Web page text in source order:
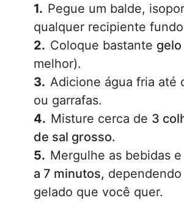
Pegue um balde,
qualquer recipiente
Coloque bastante gelo
melhor).
Adicione água fria até
ou garrafas.
Misture cerca de 3
de sal grosso.
Mergulhe as bebidas e
a 7 minutos,
gelado que você quer.